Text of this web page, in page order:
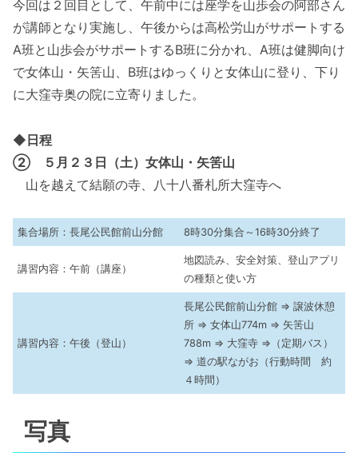
今回は２回目として、午前中には座学を山歩会の阿部さん
が講師となり実施し、午後からは高松労山がサポートする
A班と山歩会がサポートするB班に分かれ、A班は健脚向け
で女体山・矢筈山、B班はゆっくりと女体山に登り、下り
に大窪寺奥の院に立寄りました。
◆日程
② ５月２３日（土）女体山・矢筈山
山を越えて結願の寺、八十八番札所大窪寺へ
集合場所：長尾公民館前山分館 8時30分集合～16時30分終了
講習内容：午前（講座）
地図読み、安全対策、登山アプリ
の種類と使い方
講習内容：午後（登山）
長尾公民館前山分館 ⇒ 譲波休憩
所 ⇒ 女体山774m ⇒ 矢筈山
788m ⇒ 大窪寺 ⇒（定期バス）
⇒ 道の駅ながお（行動時間 約
４時間）
写真